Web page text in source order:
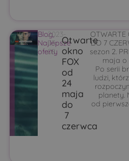
Blog,
Najlepsze
oferty
2023-
03-
08
Otwarte
okno
FOX
od
24
maja
do
7
czerwca
OTWARTE
DO 7
sezon 2.
maja o
Po serii
ludzi,
planety.
od